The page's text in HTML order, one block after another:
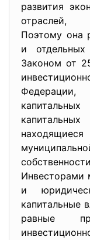
развития
отраслей,
Поэтому она
и
Законом от
Инвесторами
и
капитальные
равные